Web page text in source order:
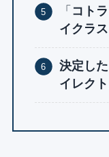
「 コトラ
イクラス
決定し
イレク